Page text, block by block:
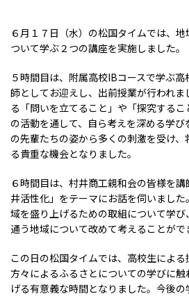
６月１７日（水）の松国タイムでは、
ついて学ぶ２つの講座を実施しました。
５時間目は、附属高校IBコースで学ぶ
師としてお迎えし、出前授業が行われ
る「問いを立てること」や「探究する
の活動を通して、自ら考えを深める学
の先輩たちの姿から多くの刺激を受け
る貴重な機会となりました。
６時間目は、村井商工親和会の皆様を
井活性化」をテーマにお話を伺いまし
域を盛り上げるための取組について学
通う地域について改めて考えることがで
この日の松国タイムでは、高校生によ
方々によるふるさとについての学びに
げる有意義な時間となりました。今後の